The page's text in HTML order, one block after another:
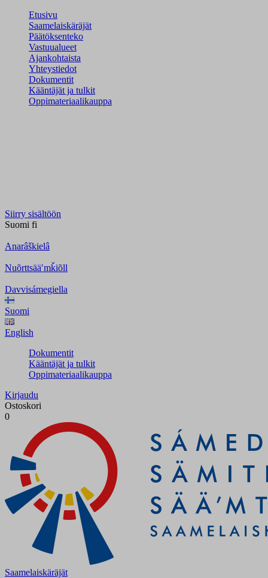
Etusivu
Saamelaiskäräjät
Päätöksenteko
Vastuualueet
Ajankohtaista
Yhteystiedot
Dokumentit
Kääntäjät ja tulkit
Oppimateriaalikauppa
Siirry sisältöön
Suomi fi
Anarâškielâ
Nuõrttsääʹmǩiõll
Davvisámegiella
Suomi
English
Dokumentit
Kääntäjät ja tulkit
Oppimateriaalikauppa
Kirjaudu
Ostoskori
0
Saamelaiskäräjät